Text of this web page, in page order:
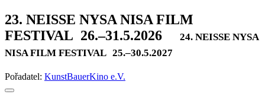
23. NEISSE NYSA NISA FILM
FESTIVAL 26.–31.5.2026
24. NEISSE NYSA
NISA FILM FESTIVAL 25.–30.5.2027
Pořadatel: KunstBauerKino e.V.